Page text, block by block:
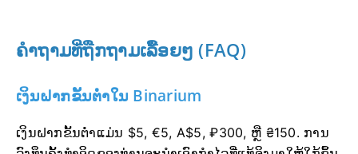
ຄຳຖາມທີ່ຖືກຖາມເລື້ອຍໆ (FAQ)
ເງິນຝາກຂັ້ນຕ່ຳໃນ Binarium
ເງິນຝາກຂັ້ນຕ່ຳແມ່ນ $5, €5, A$5, ₽300, ຫຼື ₴150. ການ